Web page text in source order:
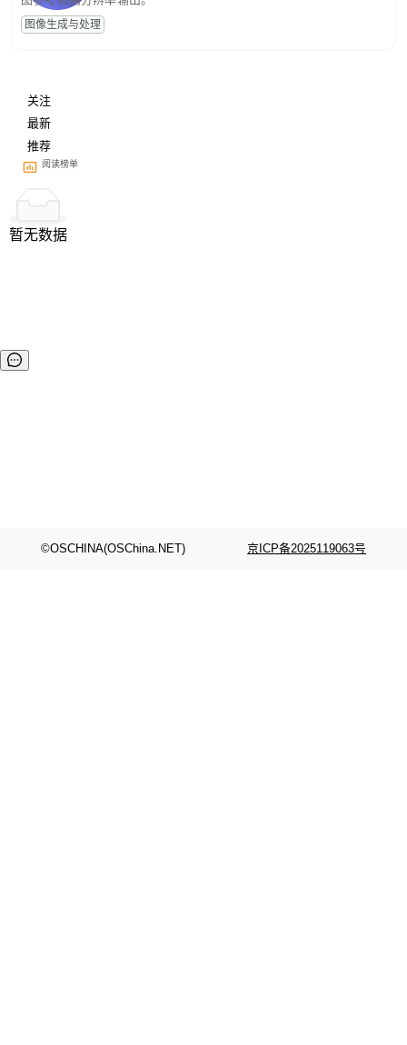
图像生成与处理
关注
最新
推荐
阅读榜单
暂无数据
©OSCHINA(OSChina.NET) 京ICP备2025119063号